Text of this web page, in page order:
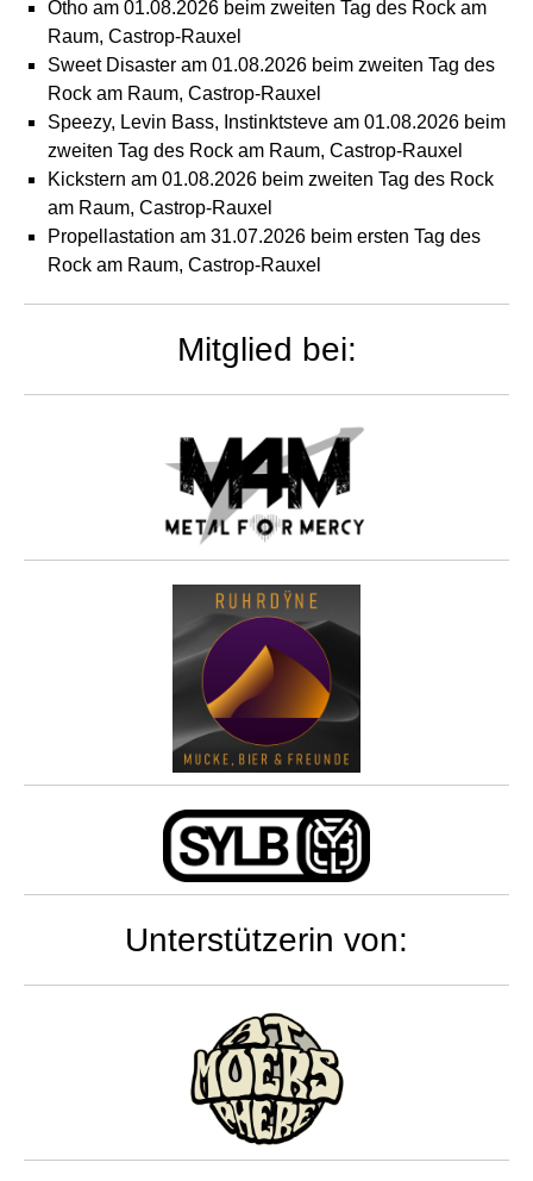
Otho am 01.08.2026 beim zweiten Tag des Rock am
Raum, Castrop-Rauxel
Sweet Disaster am 01.08.2026 beim zweiten Tag des
Rock am Raum, Castrop-Rauxel
Speezy, Levin Bass, Instinktsteve am 01.08.2026 beim
zweiten Tag des Rock am Raum, Castrop-Rauxel
Kickstern am 01.08.2026 beim zweiten Tag des Rock
am Raum, Castrop-Rauxel
Propellastation am 31.07.2026 beim ersten Tag des
Rock am Raum, Castrop-Rauxel
Mitglied bei:
Unterstützerin von: